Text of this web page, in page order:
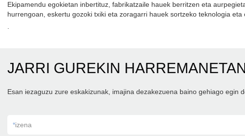
Ekipamendu egokietan inbertituz, fabrikatzaile hauek berritzen eta
hurrengoan, eskertu gozoki txiki eta zoragarri hauek sortzeko teknologia eta
JARRI GUREKIN
Esan iezaguzu zure eskakizunak, imajina dezakezuena baino gehiago egin
*izena